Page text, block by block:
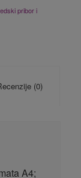
pribor i
(0)
A4;